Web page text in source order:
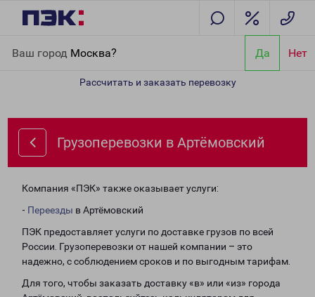
Ваш город Москва? Да Нет
Рассчитать и заказать перевозку
Грузоперевозки в Артёмовский
Компания «ПЭК» также оказывает услуги:
- Переезды в Артёмовский
ПЭК предоставляет услуги по доставке грузов по всей
России. Грузоперевозки от нашей компании – это
надежно, с соблюдением сроков и по выгодным тарифам.
Для того, чтобы заказать доставку «в» или «из» города